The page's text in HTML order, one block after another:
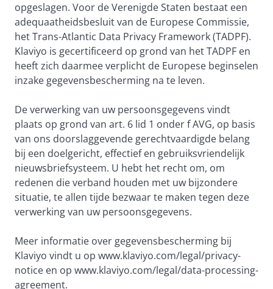
opgeslagen. Voor de Verenigde Staten bestaat een
adequaatheidsbesluit van de Europese Commissie,
het Trans-Atlantic Data Privacy Framework (TADPF).
Klaviyo is gecertificeerd op grond van het TADPF en
heeft zich daarmee verplicht de Europese beginselen
inzake gegevensbescherming na te leven.
De verwerking van uw persoonsgegevens vindt
plaats op grond van art. 6 lid 1 onder f AVG, op basis
van ons doorslaggevende gerechtvaardigde belang
bij een doelgericht, effectief en gebruiksvriendelijk
nieuwsbriefsysteem. U hebt het recht om, om
redenen die verband houden met uw bijzondere
situatie, te allen tijde bezwaar te maken tegen deze
verwerking van uw persoonsgegevens.
Meer informatie over gegevensbescherming bij
Klaviyo vindt u op www.klaviyo.com/legal/privacy-
notice en op www.klaviyo.com/legal/data-processing-
agreement.